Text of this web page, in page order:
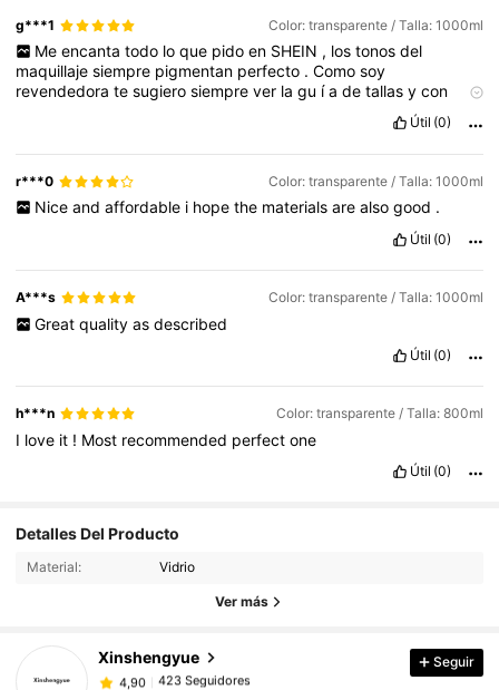
g***1 Color: transparente / Talla: 1000ml
Me encanta todo lo que pido en SHEIN , los tonos del
maquillajesiempre pigmentan perfecto .Comosoy
revendedoratesugierosiemprever lagu íadetallasycon
todos
demedidas.
Además,siemprerevisalasreseñasdelosotros
compradores
para
a
tucuerpo y tambi puedascomprobarque la
calidaddel productoes laqueesperas,nosiempretedejes
Útil (0)
r***0 Color: transparente / Talla: 1000ml
Nice and affordable i hope the materials are also good .
Útil (0)
A***s Color: transparente / Talla: 1000ml
Great quality as described
Útil (0)
h***n Color: transparente / Talla: 800ml
I love it ! Most recommended perfectone
Útil (0)
Detalles Del Producto
Material: Vidrio
Ver más
Xinshengyue
4,90
423 Seguidores
423 Seguidores
4,90
423 Seguidores
d***i
seguidoHace 1 día
Seguir